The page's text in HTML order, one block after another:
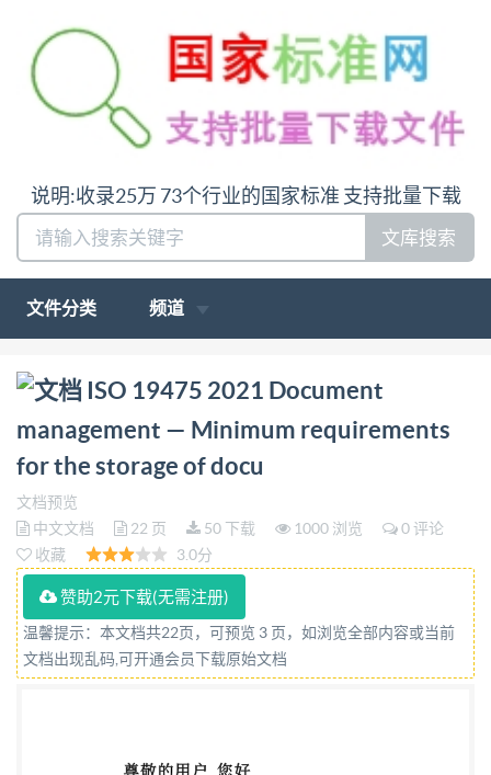
说明:收录25万 73个行业的国家标准 支持批量下载
文库搜索
文件分类 频道
问:哪里下载ISO 19475 2021 Document management
— Minimum requirements for the storage of docu答:
请联系微信:siduwenku
ISO 19475 2021 Document
management — Minimum requirements
for the storage of docu
文档预览
中文文档
22 页 50 下载 1000 浏览
0 评论
收藏
3.0分
赞助2元下载(无需注册)
温馨提示：本文档共22页，可预览 3 页，如浏览全部内容或当前
文档出现乱码,可开通会员下载原始文档